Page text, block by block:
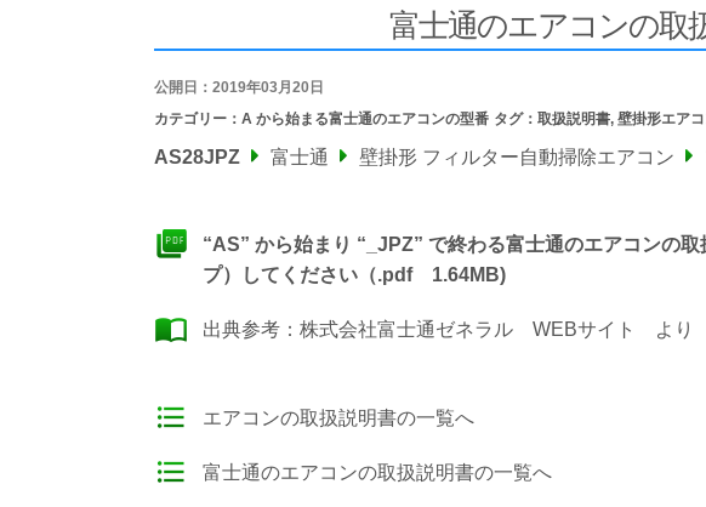
富士通のエアコンの取
公開日：2019年03月20日
カテゴリー： A から始まる富士通のエアコンの型番 タグ： 取扱説明書, 壁掛形エア
AS28JPZ 富士通 壁掛形 フィルター自動掃除エアコン
“AS” から始まり “_JPZ” で終わる富士通のエアコンの
プ）してください（.pdf 1.64MB)
出典参考： 株式会社富士通ゼネラル WEBサイト より
エアコンの取扱説明書の一覧へ
富士通のエアコンの取扱説明書の一覧へ